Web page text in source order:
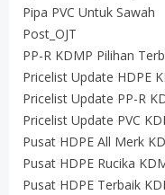
Pipa PVC Untuk Sawah
Post_OJT
PP-R KDMP Pilihan
Pricelist Update HDPE
Pricelist Update PP-R
Pricelist Update PVC
Pusat HDPE All Merk
Pusat HDPE Rucika
Pusat HDPE Terbaik